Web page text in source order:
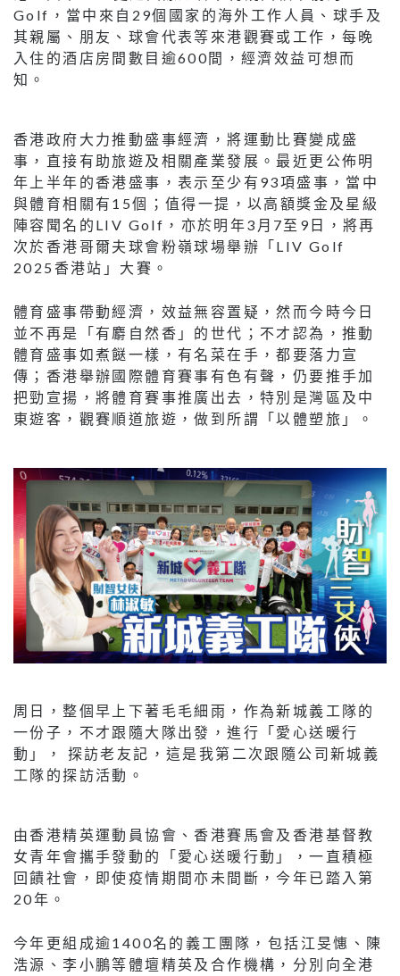
Golf，當中來自29個國家的海外工作人員、球手及
其親屬、朋友、球會代表等來港觀賽或工作，每晚
入住的酒店房間數目逾600間，經濟效益可想而
知。
香港政府大力推動盛事經濟，將運動比賽變成盛
事，直接有助旅遊及相關產業發展。最近更公佈明
年上半年的香港盛事，表示至少有93項盛事，當中
與體育相關有15個；值得一提，以高額獎金及星級
陣容聞名的LIV Golf，亦於明年3月7至9日，將再
次於香港哥爾夫球會粉嶺球場舉辦「LIV Golf
2025香港站」大賽。
體育盛事帶動經濟，效益無容置疑，然而今時今日
並不再是「有麝自然香」的世代；不才認為，推動
體育盛事如煮餸一樣，有名菜在手，都要落力宣
傳；香港舉辦國際體育賽事有色有聲，仍要推手加
把勁宣揚，將體育賽事推廣出去，特別是灣區及中
東遊客，觀賽順道旅遊，做到所謂「以體塑旅」。
周日，整個早上下著毛毛細雨，作為新城義工隊的
一份子，不才跟隨大隊出發，進行「愛心送暖行
動」， 探訪老友記，這是我第二次跟隨公司新城義
工隊的探訪活動。
由香港精英運動員協會、香港賽馬會及香港基督教
女青年會攜手發動的「愛心送暖行動」，一直積極
回饋社會，即使疫情期間亦未間斷，今年已踏入第
20年。
今年更組成逾1400名的義工團隊，包括江旻憓、陳
浩源、李小鵬等體壇精英及合作機構，分別向全港